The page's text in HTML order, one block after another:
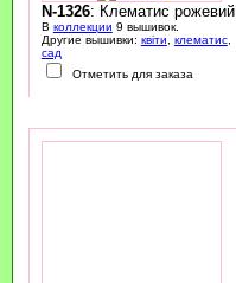
N-1326: Клематис рожевий
В коллекции 9 вышивок.
Другие вышивки: квіти клематис,
сад
Отметить для заказа